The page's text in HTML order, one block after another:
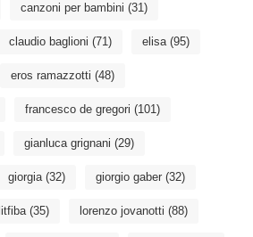
canzoni per bambini (31)
claudio baglioni (71) elisa(95)
eros ramazzotti (48)
francesco de gregori (101)
gianluca grignani (29)
giorgia(32) giorgio gaber(32)
litfiba(35) lorenzo jovanotti (88)